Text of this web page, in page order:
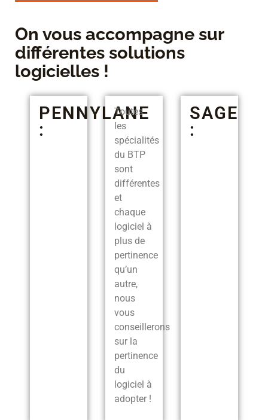
On vous accompagne sur
différentes solutions
logicielles !
PENNYLANE
:
Toutes
les
spécialités
du BTP
sont
différentes
et
chaque
logiciel à
plus de
pertinence
qu’un
autre,
nous
vous
conseillerons
sur la
pertinence
du
logiciel à
adopter !
SAGE
: